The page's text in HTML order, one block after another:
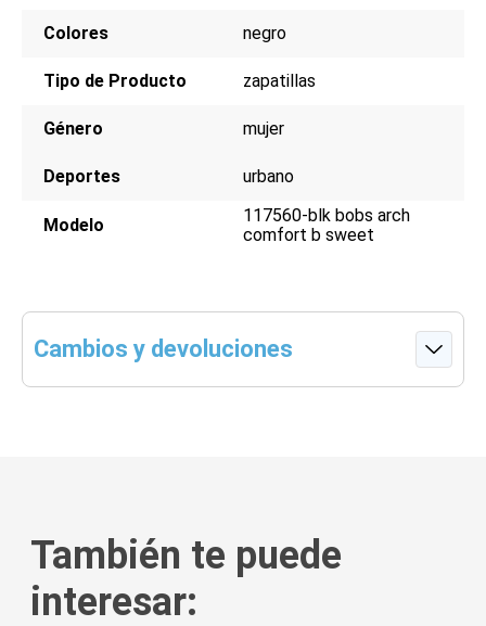
Colores negro
Tipo de Producto zapatillas
Género mujer
Deportes urbano
Modelo
117560-blk bobs arch
comfort b sweet
Cambios y devoluciones
También te puede
interesar: